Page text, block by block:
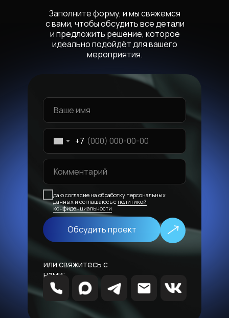
Заполните форму, и мы свяжемся
с вами, чтобы обсудить все детали
и предложить решение, которое
идеально подойдёт для вашего
мероприятия.
или свяжитесь с
нами:
+7
даю согласие на обработку персональных
данных и соглашаюсь с политикой
конфиденциальности
Обсудить проект